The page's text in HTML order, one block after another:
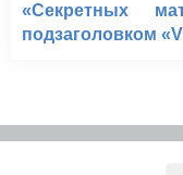
«Секретных
подзаголовком